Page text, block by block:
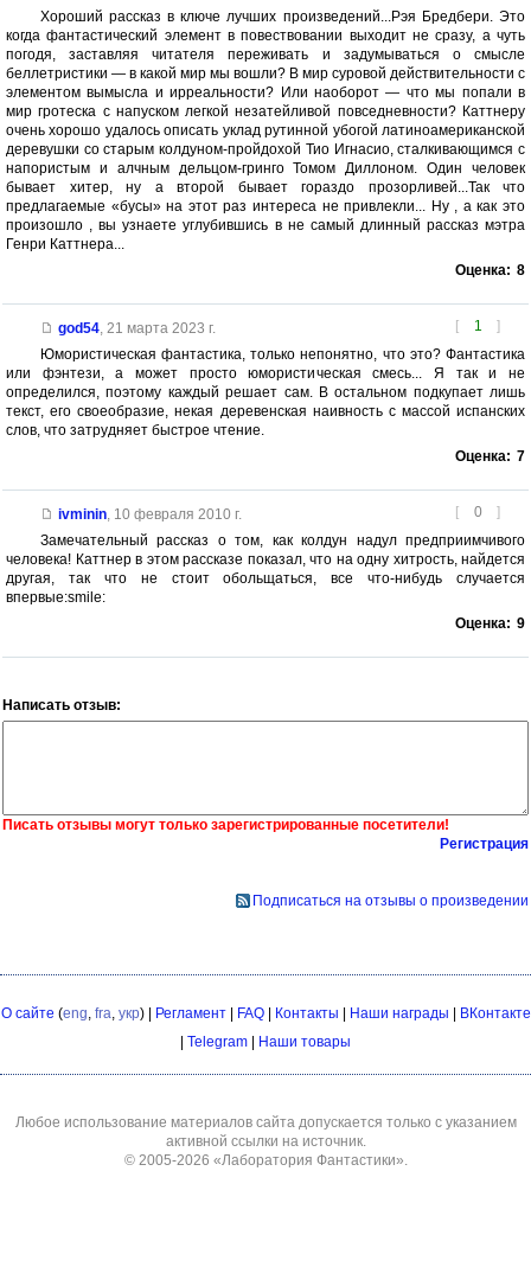
Хороший рассказ в ключе лучших произведений...Рэя Бредбери. Это
когда фантастический элемент в повествовании выходит не сразу, а чуть
погодя, заставляя читателя переживать и задумываться о смысле
беллетристики — в какой мир мы вошли? В мир суровой действительности с
элементом вымысла и ирреальности? Или наоборот — что мы попали в
мир гротеска с напуском легкой незатейливой повседневности? Каттнеру
очень хорошо удалось описать уклад рутинной убогой латиноамериканской
деревушки со старым колдуном-пройдохой Тио Игнасио, сталкивающимся с
напористым и алчным дельцом-гринго Томом Диллоном. Один человек
бывает хитер, ну а второй бывает гораздо прозорливей...Так что
предлагаемые «бусы» на этот раз интереса не привлекли... Ну , а как это
произошло , вы узнаете углубившись в не самый длинный рассказ мэтра
Генри Каттнера...
Оценка: 8
[ 1 ]
god54, 21 марта 2023 г.
Юмористическая фантастика, только непонятно, что это? Фантастика
или фэнтези, а может просто юмористическая смесь... Я так и не
определился, поэтому каждый решает сам. В остальном подкупает лишь
текст, его своеобразие, некая деревенская наивность с массой испанских
слов, что затрудняет быстрое чтение.
Оценка: 7
[ 0 ]
ivminin, 10 февраля 2010 г.
Замечательный рассказ о том, как колдун надул предприимчивого
человека! Каттнер в этом рассказе показал, что на одну хитрость, найдется
другая, так что не стоит обольщаться, все что-нибудь случается
впервые:smile:
Оценка: 9
Написать отзыв:
Писать отзывы могут только зарегистрированные посетители!
Регистрация
Подписаться на отзывы о произведении
О сайте (eng fra укр) | Регламент| FAQ| Контакты | Наши награды | ВКонтакте
| Telegram | Наши товары
Любое использование материалов сайта допускается только с указанием
активной ссылки на источник.
© 2005-2026 «Лаборатория Фантастики»